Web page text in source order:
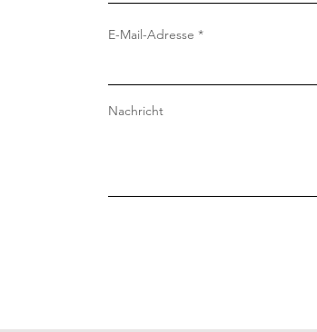
E-Mail-Adresse
Nachricht